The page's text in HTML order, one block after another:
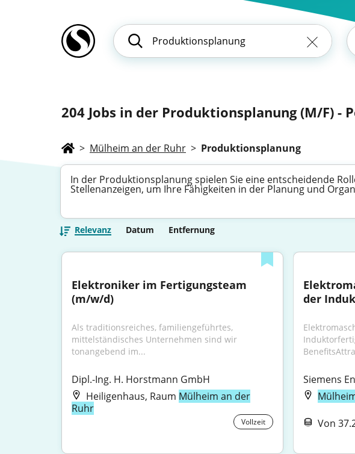
204 Jobs in der Produktionsplanung (M/F) -
> Mülheim an der Ruhr > Produktionsplanung
In der Produktionsplanung spielen Sie eine entscheidende
Stellenanzeigen, um Ihre Fähigkeiten in der Planung und
Relevanz Datum Entfernung
Elektroniker im Fertigungsteam
(m/w/d)
Als traditionsreiches, familiengeführtes,
mittelständisches Unternehmen sind wir
tonangebend im...
Dipl.-Ing. H. Horstmann GmbH
Heiligenhaus, Raum Mülheim an der
Ruhr
Vollzeit
der
Siemens
Von